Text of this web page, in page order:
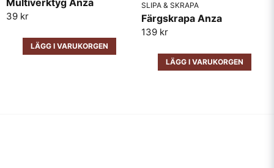
39 kr
LÄGG I VARUKORGEN
SLIPA & SKRAPA
Färgskrapa Anza
139 kr
LÄGG I VARUKORGEN